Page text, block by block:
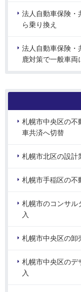
法人自動車保険
ら乗り換え
法人自動車保険
鹿対策で一般車両
札幌市中央区の不
車共済へ切替
札幌市北区の設計
札幌市手稲区の
札幌市のコンサ
入
札幌市中央区の卸
札幌市中央区の
入